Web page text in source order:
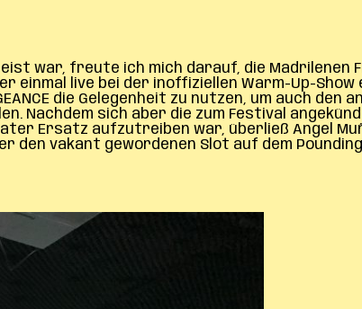
war, freute ich mich darauf, die Madrilenen
einmal live bei der inoffiziellen Warm-Up-
die Gelegenheit zu nutzen, um auch den
sich aber die zum Festival
Ersatz aufzutreiben war, überließ Angel
den vakant gewordenen Slot auf dem